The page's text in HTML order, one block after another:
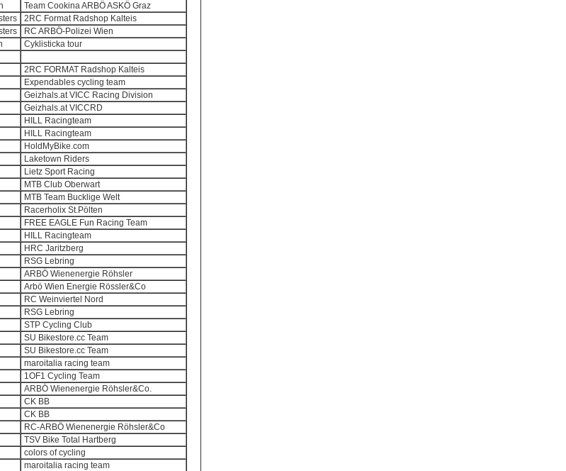
Team Cookina ARBÖ ASKÖ Graz
2RC Format Radshop Kalteis
RC ARBÖ-Polizei Wien
Cyklisticka tour
2RC FORMAT Radshop Kalteis
Expendables cycling team
Geizhals.at VICC Racing Division
Geizhals.at VICCRD
HILL Racingteam
HILL Racingteam
HoldMyBike.com
Laketown Riders
Lietz Sport Racing
MTB Club Oberwart
MTB Team Bucklige Welt
Racerholix St.Pölten
FREE EAGLE Fun Racing Team
HILL Racingteam
HRC Jaritzberg
RSG Lebring
ARBÖ Wienenergie Röhsler
Arbö Wien Energie Rössler&Co
RC Weinviertel Nord
RSG Lebring
STP Cycling Club
SU Bikestore.cc Team
SU Bikestore.cc Team
maroitalia racing team
1OF1 Cycling Team
ARBÖ Wienenergie Röhsler&Co.
CK BB
CK BB
RC-ARBÖ Wienenergie Röhsler&Co
TSV Bike Total Hartberg
colors of cycling
maroitalia racing team